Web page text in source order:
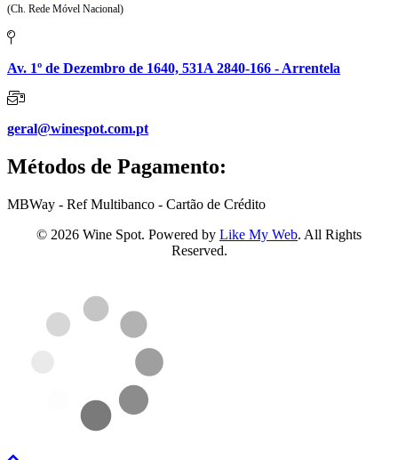
(Ch. Rede Móvel Nacional)
Av. 1º de Dezembro de 1640, 531A 2840-166 - Arrentela
geral@winespot.com.pt
Métodos de Pagamento:
MBWay - Ref Multibanco - Cartão de Crédito
© 2026 Wine Spot. Powered by Like My Web. All Rights
Reserved.